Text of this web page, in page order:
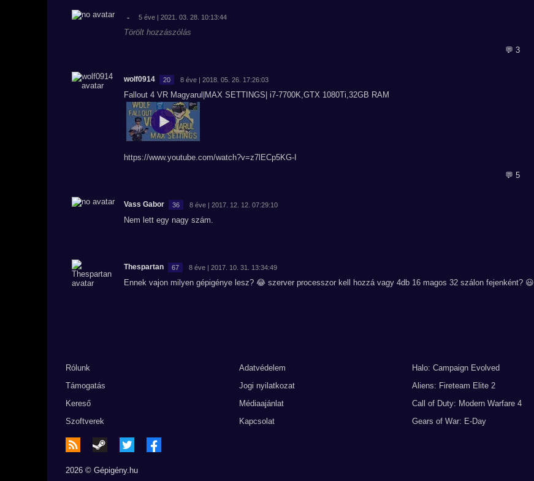
- 5 éve | 2021. 03. 28. 10:13:44
Törölt hozzászólás
💬 3
wolf0914 20 8 éve | 2018. 05. 26. 17:26:03
Fallout 4 VR Magyarul|MAX SETTINGS| i7-7700K,GTX 1080Ti,32GB RAM
https://www.youtube.com/watch?v=z7lECp5KG-I
💬 5
Vass Gabor 36 8 éve | 2017. 12. 12. 07:29:10
Nem lett egy nagy szám.
Thespartan 67 8 éve | 2017. 10. 31. 13:34:49
Ennek vajon milyen gépigénye lesz? 😂 szerver processzor kell hozzá vagy 4db 16 magos 32 szálon fejenként? 😃
Rólunk
Támogatás
Kereső
Szoftverek
Adatvédelem
Jogi nyilatkozat
Médiaajánlat
Kapcsolat
Halo: Campaign Evolved
Aliens: Fireteam Elite 2
Call of Duty: Modern Warfare 4
Gears of War: E-Day
2026 © Gépigény.hu